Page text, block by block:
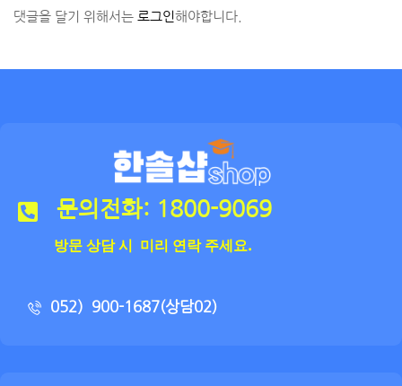
댓글을 달기 위해서는 로그인해야합니다.
문의전화: 1800-9069
방문 상담 시 미리 연락 주세요.
052）900-1687(상담02)